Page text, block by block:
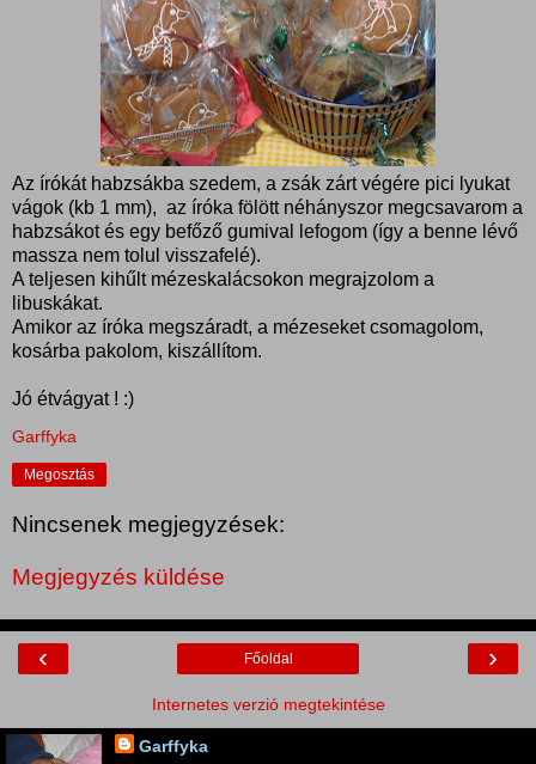
Az írókát habzsákba szedem, a zsák zárt végére pici lyukat
vágok (kb 1 mm), az íróka fölött néhányszor megcsavarom a
habzsákot és egy befőző gumival lefogom (így a benne lévő
massza nem tolul visszafelé).
A teljesen kihűlt mézeskalácsokon megrajzolom a
libuskákat.
Amikor az íróka megszáradt, a mézeseket csomagolom,
kosárba pakolom, kiszállítom.
Jó étvágyat ! :)
Garffyka
Megosztás
Nincsenek megjegyzések:
Megjegyzés küldése
‹ ›
Főoldal
Internetes verzió megtekintése
Garffyka